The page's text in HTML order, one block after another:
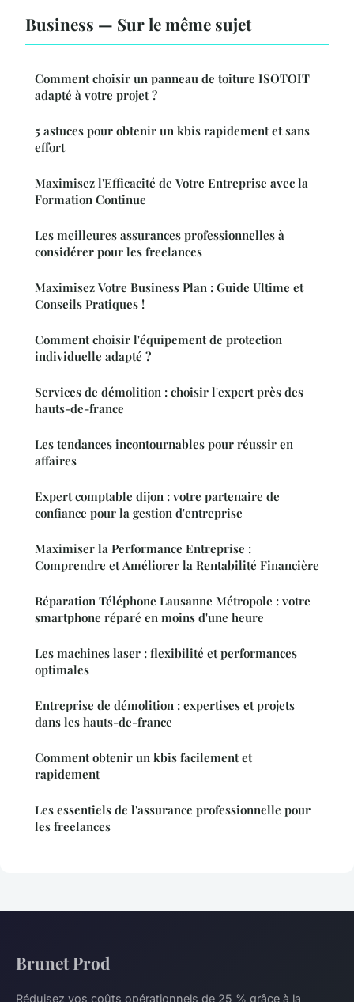
Business — Sur le même sujet
Comment choisir un panneau de toiture ISOTOIT
adapté à votre projet ?
5 astuces pour obtenir un kbis rapidement et sans
effort
Maximisez l'Efficacité de Votre Entreprise avec la
Formation Continue
Les meilleures assurances professionnelles à
considérer pour les freelances
Maximisez Votre Business Plan : Guide Ultime et
Conseils Pratiques !
Comment choisir l'équipement de protection
individuelle adapté ?
Services de démolition : choisir l'expert près des
hauts-de-france
Les tendances incontournables pour réussir en
affaires
Expert comptable dijon : votre partenaire de
confiance pour la gestion d'entreprise
Maximiser la Performance Entreprise :
Comprendre et Améliorer la Rentabilité Financière
Réparation Téléphone Lausanne Métropole : votre
smartphone réparé en moins d'une heure
Les machines laser : flexibilité et performances
optimales
Entreprise de démolition : expertises et projets
dans les hauts-de-france
Comment obtenir un kbis facilement et
rapidement
Les essentiels de l'assurance professionnelle pour
les freelances
Brunet Prod
Réduisez vos coûts opérationnels de 25 % grâce à la